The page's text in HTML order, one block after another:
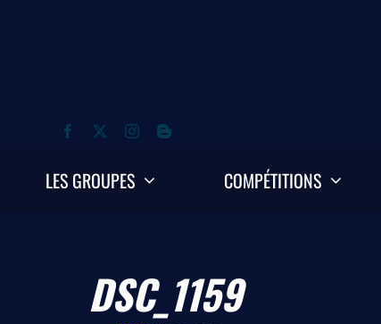
LES GROUPES COMPÉTITIONS
DSC_1159